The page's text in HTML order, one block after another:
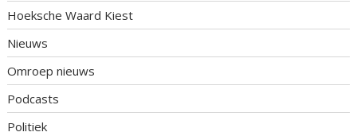
Hoeksche Waard Kiest
Nieuws
Omroep nieuws
Podcasts
Politiek